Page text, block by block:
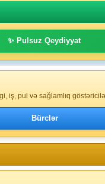
✨ Pulsuz Qeydiyyat
iş, pul və sağlamlıq
Bürclər